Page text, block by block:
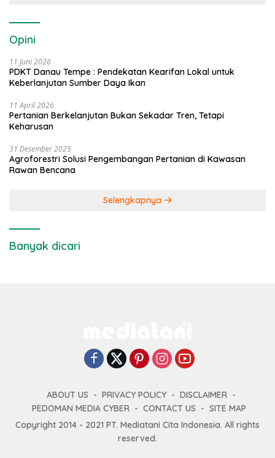
Opini
11 Juni 2026
PDKT Danau Tempe : Pendekatan Kearifan Lokal untuk
Keberlanjutan Sumber Daya Ikan
11 April 2026
Pertanian Berkelanjutan Bukan Sekadar Tren, Tetapi
Keharusan
31 Desember 2025
Agroforestri Solusi Pengembangan Pertanian di Kawasan
Rawan Bencana
Selengkapnya
Banyak dicari
ABOUT US PRIVACY POLICY
DISCLAIMER
PEDOMAN MEDIA CYBER
CONTACT US
SITE MAP
Copyright 2014 - 2021 PT. Mediatani Cita Indonesia. All rights
reserved.